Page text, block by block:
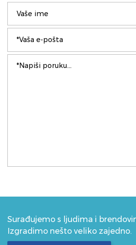
Surađujemo s ljudima i
Izgradimo nešto veliko zajedno.